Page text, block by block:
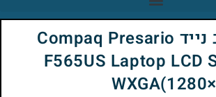
מסך למחשב נייד Compaq Presario
F565US Laptop LCD